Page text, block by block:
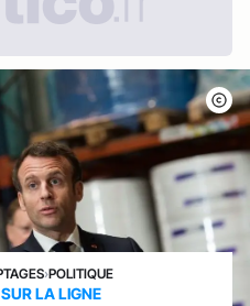
›POLITIQUE
LA LIGNE